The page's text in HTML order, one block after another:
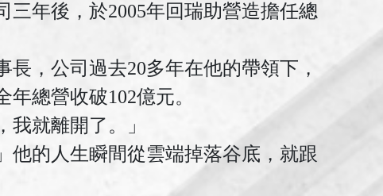
年後，於2005年回瑞助營造擔任總
，公司過去20多年在他的帶領下，
總營收破102億元。
就離開了。」
他的人生瞬間從雲端掉落谷底，就跟